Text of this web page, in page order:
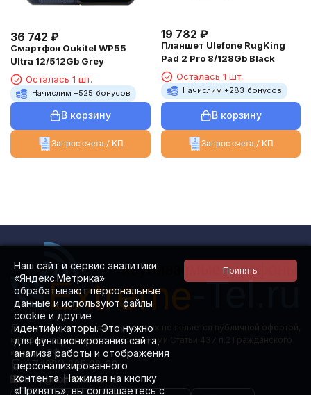
36 742 ₽
Смартфон Oukitel WP55
Ultra 12/512Gb Grey
Осталась 1 шт.
Начислим +525 бонусов
В корзину
Запрос счета / КП
19 782 ₽
Планшет Ulefone RugKing
Pad 2 Pro 8/128Gb Black
Осталась 1 шт.
Начислим +283 бонусов
В корзину
Запрос счета / КП
Данный сайт ни при каких условиях не является публичной офертой,
которая определяется положениями Статьи 437 п.2 Гражданского
кодекса РФ.
+7 (981) 885 08-88
info@extreme-tel.ru
Наш сайт и сервис аналитики
«Яндекс.Метрика»
обрабатывают персональные
данные и используют файлы
cookie и другие
идентификаторы. Это нужно
для функционирования сайта,
анализа работы и отображения
персонализированного
контента. Нажимая на кнопку
«Принять», вы соглашаетесь с